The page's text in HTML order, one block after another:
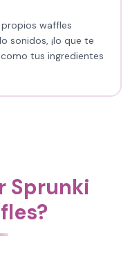
waffles
sonidos, ¡lo que te
tus ingredientes
Sprunki